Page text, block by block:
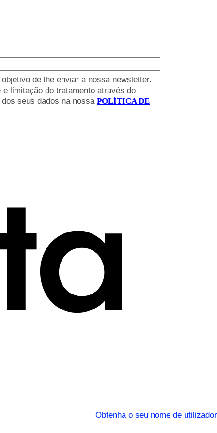
de lhe enviar a nossa newsletter.
limitação do tratamento através do
seus dados na nossa POLÍTICA DE
Obtenha o seu nome de utilizador